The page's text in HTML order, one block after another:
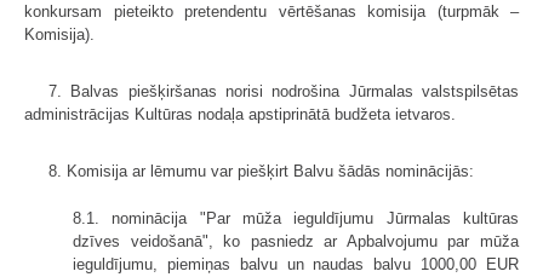
konkursam pieteikto pretendentu vērtēšanas komisija (turpmāk –
Komisija).
7. Balvas piešķiršanas norisi nodrošina Jūrmalas valstspilsētas
administrācijas Kultūras nodaļa apstiprinātā budžeta ietvaros.
8. Komisija ar lēmumu var piešķirt Balvu šādās nominācijās:
8.1. nominācija "Par mūža ieguldījumu Jūrmalas kultūras
dzīves veidošanā", ko pasniedz ar Apbalvojumu par mūža
ieguldījumu, piemiņas balvu un naudas balvu 1000,00 EUR